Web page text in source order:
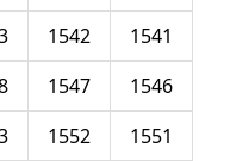
1541
1542
1546
1547
1551
1552